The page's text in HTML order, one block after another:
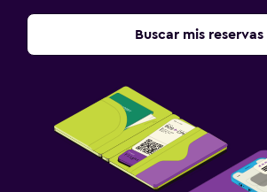
Buscar mis reservas